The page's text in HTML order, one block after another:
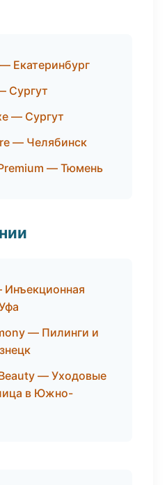
Екатеринбург
Сургут
— Сургут
— Челябинск
— Тюмень
— Пилинги и
— Уходовые
в Южно-